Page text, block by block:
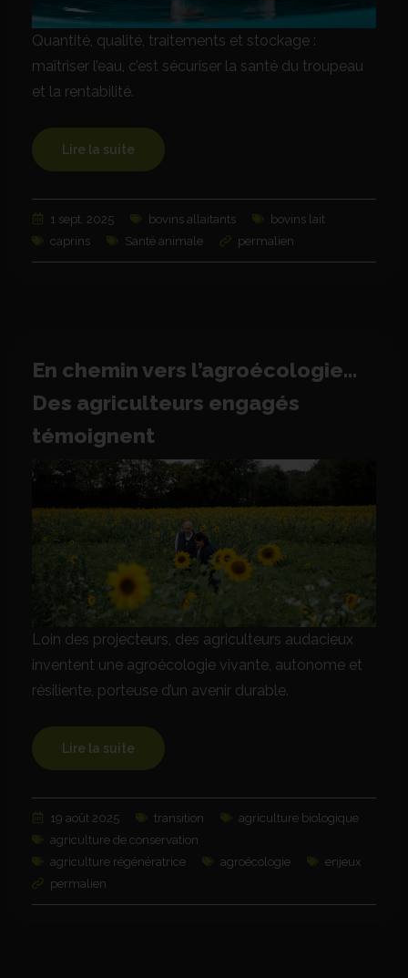
Quantité, qualité, traitements et stockage :
maîtriser l’eau, c’est sécuriser la santé du troupeau
et la rentabilité.
Lire la suite
1 sept. 2025 bovins allaitants
bovins lait
caprins
Santé animale permalien
En chemin vers l’agroécologie…
Des agriculteurs engagés
témoignent
Loin des projecteurs, des agriculteurs audacieux
inventent une agroécologie vivante, autonome et
résiliente, porteuse d’un avenir durable.
Lire la suite
19 août 2025 transition
agriculture biologique
agriculture de conservation
agriculture régénératrice
agroécologie
enjeux
permalien